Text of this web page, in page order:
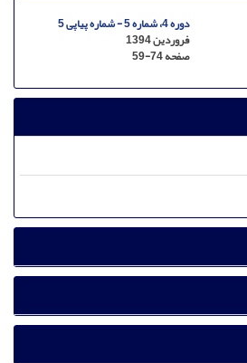
دوره 4، شماره 5 - شماره پیاپی 5
فروردین 1394
صفحه59-74